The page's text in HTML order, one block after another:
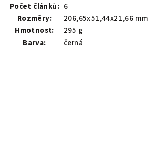
Počet článků: 6
Rozměry:
206,65x51,44x21,66 mm
Hmotnost:
295 g
Barva:
černá